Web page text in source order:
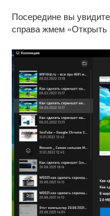
Посередине вы
справа жмем «Открыть